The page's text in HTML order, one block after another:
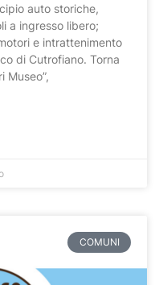
auto storiche,
a ingresso libero;
e intrattenimento
di Cutrofiano. Torna
Museo”,
COMUNI